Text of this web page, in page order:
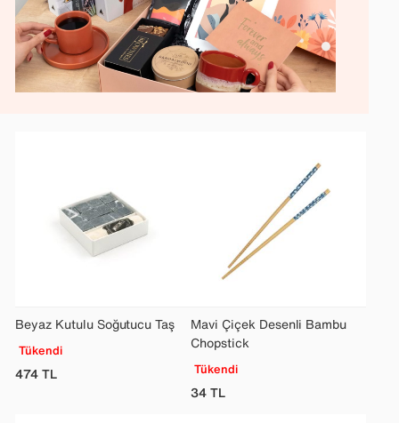
Beyaz Kutulu Soğutucu Taş
Tükendi
474TL
Mavi Çiçek Desenli Bambu
Chopstick
Tükendi
34TL